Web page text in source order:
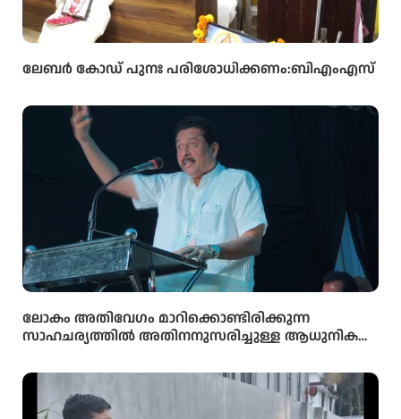
ലേബർ കോഡ് പുനഃ പരിശോധിക്കണം:ബിഎംഎസ്
ലോകം അതിവേഗം മാറിക്കൊണ്ടിരിക്കുന്ന
സാഹചര്യത്തിൽ അതിനനുസരിച്ചുള്ള ആധുനിക
വിദ്യാർഥികൾക്ക് ലഭ്യമാക്കുകയാണ് സർക്കാരിന്റെ
ലക്ഷ്യമെന്ന് സംസ്ഥാന വിദ്യാഭ്യാസ മന്ത്രി അഡ്വ.എൻ.
ഷംസുദ്ദീൻ